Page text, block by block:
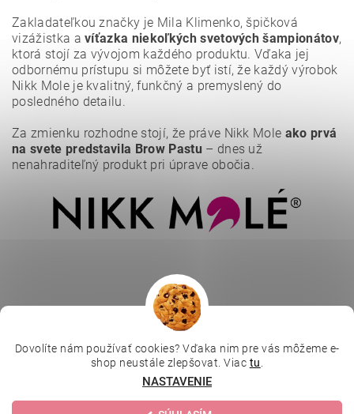
osobných údajov.
Zakladateľkou značky je Mila Klimenko, špičková
vizážistka avíťazka niekoľkých svetových šampionátov,
ktorá stojí za vývojom každého produktu. Vďaka jej
odbornému prístupu si môžete byť istí, že každý výrobok
Nikk Mole je kvalitný, funkčný a premyslený do
posledného detailu.
Za zmienku rozhodne stojí, že práve Nikk Mole ako prvá
na svete predstavila Brow Pastu– dnes už
nenahraditeľný produkt pri úprave obočia.
Depilujeme.cz | Kosmetická škola | Online kosmetické kurzy |
MikroArt | Ella Baché
Dovolíte nám používať cookies? Vďaka nim pre vás môžeme e-
shop neustále zlepšovat. Viac tu
NASTAVENIE